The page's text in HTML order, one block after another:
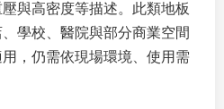
與高密度等描述。此類地板
學校、醫院與部分商業空間
，仍需依現場環境、使用需